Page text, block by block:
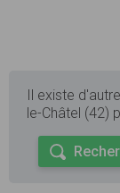
Il existe
le-Châtel (42)